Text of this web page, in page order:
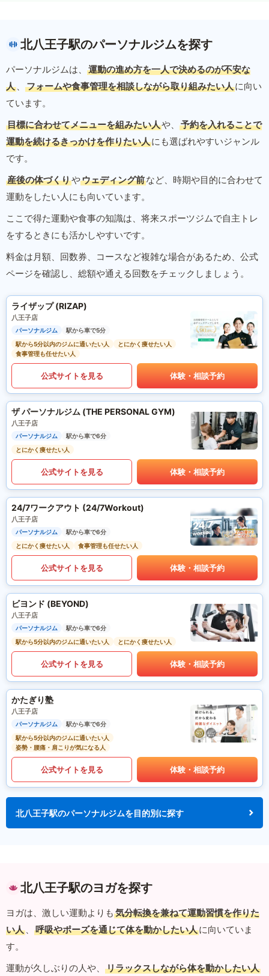
北八王子駅のパーソナルジムを探す
パーソナルジムは、
運動の進め方を一人で決めるのが不安な
人 、 フォームや食事管理を相談しながら取り組みたい人に向い
ています。
目標に合わせてメニューを組みたい人や、
予約を入れることで
運動を続けるきっかけを作りたい人にも選ばれやすいジャンル
です。
産後の体づくりやウェディング前など、時期や目的に合わせて
運動をしたい人にも向いています。
ここで得た運動や食事の知識は、将来スポーツジムで自主トレ
をするときにも活かしやすいです。
料金は月額、回数券、コースなど複雑な場合があるため、公式
ページを確認し、総額や通える回数をチェックしましょう。
ライザップ (RIZAP)
八王子店
パーソナルジム
駅から車で5分
駅から5分以内のジムに通いたい人
とにかく痩せたい人
食事管理も任せたい人
公式サイトを見る 体験・相談予約
ザ パーソナルジム (THE PERSONAL GYM)
八王子店
パーソナルジム
駅から車で6分
とにかく痩せたい人
公式サイトを見る 体験・相談予約
24/7ワークアウト (24/7Workout)
八王子店
パーソナルジム
駅から車で6分
とにかく痩せたい人
食事管理も任せたい人
公式サイトを見る 体験・相談予約
ビヨンド (BEYOND)
八王子店
パーソナルジム
駅から車で6分
駅から5分以内のジムに通いたい人
とにかく痩せたい人
公式サイトを見る 体験・相談予約
かたぎり塾
八王子店
パーソナルジム
駅から車で6分
駅から5分以内のジムに通いたい人
姿勢・腰痛・肩こりが気になる人
公式サイトを見る 体験・相談予約
北八王子駅のパーソナルジムを目的別に探す
北八王子駅のヨガを探す
ヨガは、激しい運動よりも 気分転換を兼ねて運動習慣を作りた
い人 、 呼吸やポーズを通じて体を動かしたい人に向いていま
す。
運動が久しぶりの人や、
リラックスしながら体を動かしたい人